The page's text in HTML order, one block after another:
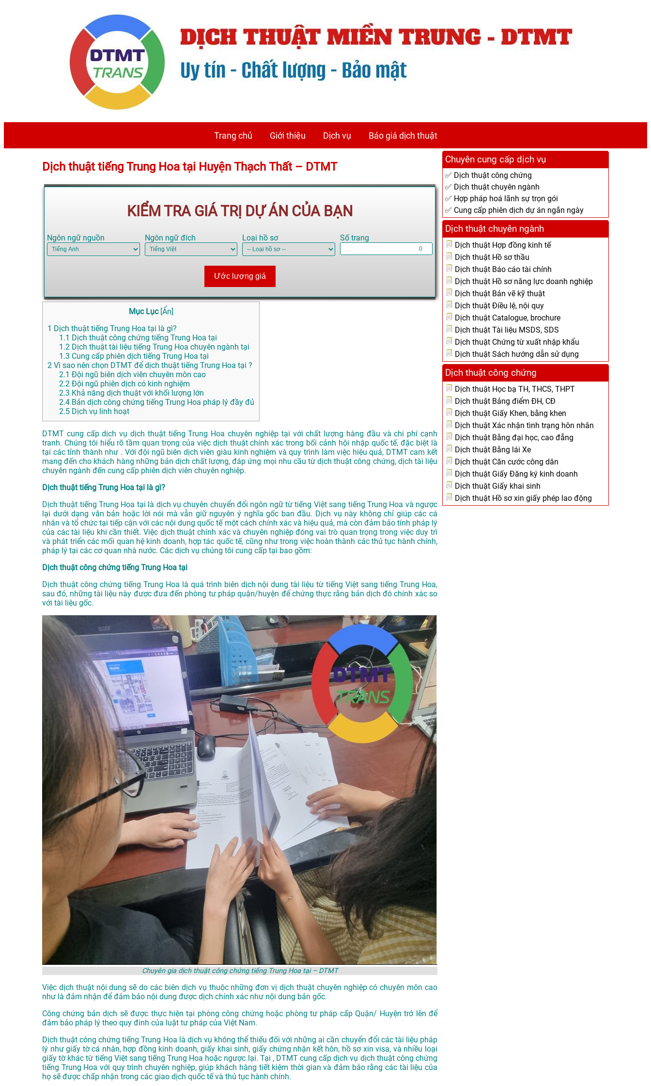
Trang chủ Giới thiệu Dịch vụ Báo giá dịch thuật
Dịch thuật tiếng Trung Hoa tại Huyện Thạch Thất – DTMT
KIỂM TRA GIÁ TRỊ DỰ ÁN CỦA BẠN
Ngôn ngữ nguồn Ngôn ngữ đích Loại hồ sơ Số trang
Ước lượng giá
Mục Lục [Ẩn]
1 Dịch thuật tiếng Trung Hoa tại là gì?
1.1 Dịch thuật công chứng tiếng Trung Hoa tại
1.2 Dịch thuật tài liệu tiếng Trung Hoa chuyên ngành tại
1.3 Cung cấp phiên dịch tiếng Trung Hoa tại
2 Vì sao nên chọn DTMT để dịch thuật tiếng Trung Hoa tại ?
2.1 Đội ngũ biên dịch viên chuyên môn cao
2.2 Đội ngũ phiên dịch có kinh nghiệm
2.3 Khả năng dịch thuật với khối lượng lớn
2.4 Bản dịch công chứng tiếng Trung Hoa pháp lý đầy đủ
2.5 Dịch vụ linh hoạt
DTMT cung cấp dịch vụ dịch thuật tiếng Trung Hoa chuyên nghiệp tại với chất lượng hàng đầu và chi phí cạnh
tranh. Chúng tôi hiểu rõ tầm quan trọng của việc dịch thuật chính xác trong bối cảnh hội nhập quốc tế, đặc biệt là
tại các tỉnh thành như . Với đội ngũ biên dịch viên giàu kinh nghiệm và quy trình làm việc hiệu quả, DTMT cam kết
mang đến cho khách hàng những bản dịch chất lượng, đáp ứng mọi nhu cầu từ dịch thuật công chứng, dịch tài liệu
chuyên ngành đến cung cấp phiên dịch viên chuyên nghiệp.
Dịch thuật tiếng Trung Hoa tại là gì?
Dịch thuật tiếng Trung Hoa tại là dịch vụ chuyên chuyển đổi ngôn ngữ từ tiếng Việt sang tiếng Trung Hoa và ngược
lại dưới dạng văn bản hoặc lời nói mà vẫn giữ nguyên ý nghĩa gốc ban đầu. Dịch vụ này không chỉ giúp các cá
nhân và tổ chức tại tiếp cận với các nội dung quốc tế một cách chính xác và hiệu quả, mà còn đảm bảo tính pháp lý
của các tài liệu khi cần thiết. Việc dịch thuật chính xác và chuyên nghiệp đóng vai trò quan trọng trong việc duy trì
và phát triển các mối quan hệ kinh doanh, hợp tác quốc tế, cũng như trong việc hoàn thành các thủ tục hành chính,
pháp lý tại các cơ quan nhà nước. Các dịch vụ chúng tôi cung cấp tại bao gồm:
Dịch thuật công chứng tiếng Trung Hoa tại
Dịch thuật công chứng tiếng Trung Hoa là quá trình biên dịch nội dung tài liệu từ tiếng Việt sang tiếng Trung Hoa,
sau đó, những tài liệu này được đưa đến phòng tư pháp quận/huyện để chứng thực rằng bản dịch đó chính xác so
với tài liệu gốc.
Chuyên gia dịch thuật công chứng tiếng Trung Hoa tại – DTMT
Việc dịch thuật nội dung sẽ do các biên dịch vụ thuộc những đơn vị dịch thuật chuyên nghiệp có chuyên môn cao
như là đảm nhận để đảm bảo nội dung được dịch chính xác như nội dung bản gốc.
Công chứng bản dịch sẽ được thực hiện tại phòng công chứng hoặc phòng tư pháp cấp Quận/ Huyện trở lên để
đảm bảo pháp lý theo quy đinh của luật tư pháp của Việt Nam.
Dịch thuật công chứng tiếng Trung Hoa là dịch vụ không thể thiếu đối với những ai cần chuyển đổi các tài liệu pháp
lý như giấy tờ cá nhân, hợp đồng kinh doanh, giấy khai sinh, giấy chứng nhận kết hôn, hồ sơ xin visa, và nhiều loại
giấy tờ khác từ tiếng Việt sang tiếng Trung Hoa hoặc ngược lại. Tại , DTMT cung cấp dịch vụ dịch thuật công chứng
tiếng Trung Hoa với quy trình chuyên nghiệp, giúp khách hàng tiết kiệm thời gian và đảm bảo rằng các tài liệu của
họ sẽ được chấp nhận trong các giao dịch quốc tế và thủ tục hành chính.
Chuyên cung cấp dịch vụ
✅ Dịch thuật công chứng
✅ Dịch thuật chuyên ngành
✅ Hợp pháp hoá lãnh sự trọn gói
✅ Cung cấp phiên dịch dự án ngắn ngày
Dịch thuật chuyên ngành
Dịch thuật Hợp đồng kinh tế
Dịch thuật Hồ sơ thầu
Dịch thuật Báo cáo tài chính
Dịch thuật Hồ sơ năng lực doanh nghiệp
Dịch thuật Bản vẽ kỹ thuật
Dịch thuật Điều lệ, nội quy
Dịch thuật Catalogue, brochure
Dịch thuật Tài liệu MSDS, SDS
Dịch thuật Chứng từ xuất nhập khẩu
Dịch thuật Sách hướng dẫn sử dụng
Dịch thuật công chứng
Dịch thuật Học bạ TH, THCS, THPT
Dịch thuật Bảng điểm ĐH, CĐ
Dịch thuật Giấy Khen, bằng khen
Dịch thuật Xác nhận tình trạng hôn nhân
Dịch thuật Bằng đại học, cao đẳng
Dịch thuật Bằng lái Xe
Dịch thuật Căn cước công dân
Dịch thuật Giấy Đăng ký kinh doanh
Dịch thuật Giấy khai sinh
Dịch thuật Hồ sơ xin giấy phép lao động